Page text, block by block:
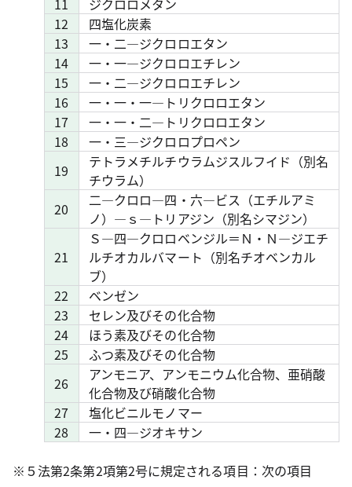
11
ジクロロメタン
12
四塩化炭素
13
一・二―ジクロロエタン
14
一・一―ジクロロエチレン
15
一・二―ジクロロエチレン
16
一・一・一―トリクロロエタン
17
一・一・二―トリクロロエタン
18
一・三―ジクロロプロペン
19
テトラメチルチウラムジスルフイド（別名
チウラム）
20
二―クロロ―四・六―ビス（エチルアミ
ノ）―ｓ―トリアジン（別名シマジン）
21
Ｓ―四―クロロベンジル＝Ｎ・Ｎ―ジエチ
ルチオカルバマート（別名チオベンカル
ブ）
22
ベンゼン
23
セレン及びその化合物
24
ほう素及びその化合物
25
ふつ素及びその化合物
26
アンモニア、アンモニウム化合物、亜硝酸
化合物及び硝酸化合物
27
塩化ビニルモノマー
28
一・四―ジオキサン
※５法第2条第2項第2号に規定される項目：次の項目